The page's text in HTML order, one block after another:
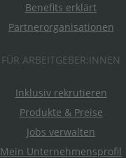
Benefits erklärt
Partnerorganisationen
FÜR ARBEITGEBER:INNEN
Inklusiv rekrutieren
Produkte & Preise
Jobs verwalten
Mein Unternehmensprofil